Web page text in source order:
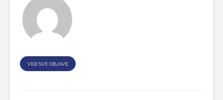
VIDI SVE OBJAVE